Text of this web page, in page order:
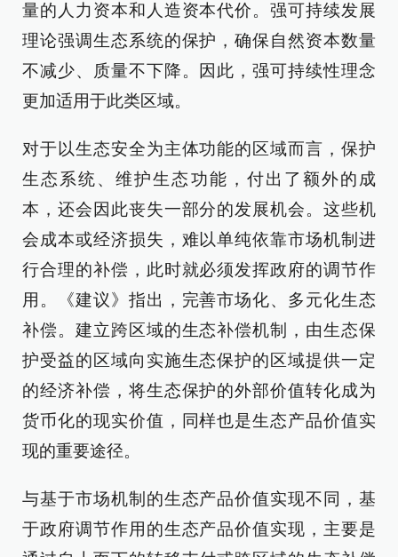
量的人力资本和人造资本代价。强可持续发展
理论强调生态系统的保护，确保自然资本数量
不减少、质量不下降。因此，强可持续性理念
更加适用于此类区域。
对于以生态安全为主体功能的区域而言，保护
生态系统、维护生态功能，付出了额外的成
本，还会因此丧失一部分的发展机会。这些机
会成本或经济损失，难以单纯依靠市场机制进
行合理的补偿，此时就必须发挥政府的调节作
用。《建议》指出，完善市场化、多元化生态
补偿。建立跨区域的生态补偿机制，由生态保
护受益的区域向实施生态保护的区域提供一定
的经济补偿，将生态保护的外部价值转化成为
货币化的现实价值，同样也是生态产品价值实
现的重要途径。
与基于市场机制的生态产品价值实现不同，基
于政府调节作用的生态产品价值实现，主要是